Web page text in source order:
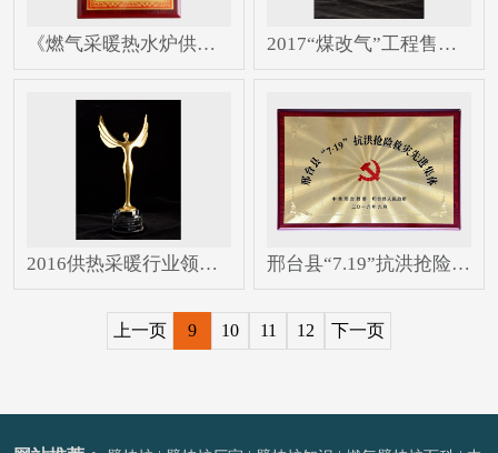
《燃气采暖热水炉供暖系统设计安装维护技术指导》参编... 2017“煤改气”工程售后服务优秀提名企业
2016供热采暖行业领军人物 邢台县“7.19”抗洪抢险救灾先进集体
上一页 9 10 11 12 下一页